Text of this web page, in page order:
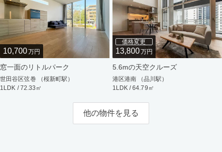
10,700万円
窓一面のリトルパーク
世田谷区弦巻 （桜新町駅）
1LDK / 72.33㎡
価格変更
13,800万円
5.6mの天空クルーズ
港区港南 （品川駅）
1LDK / 64.79㎡
他の物件を見る